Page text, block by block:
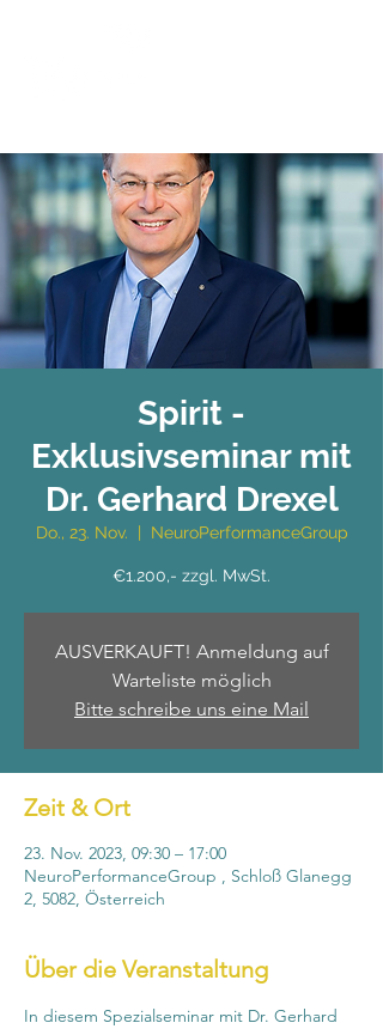
Spirit -
Exklusivseminar mit
Dr. Gerhard Drexel
Do., 23. Nov. NeuroPerformanceGroup
€1.200,- zzgl. MwSt.
AUSVERKAUFT! Anmeldung auf
Warteliste möglich
Bitte schreibe uns eine Mail
Zeit & Ort
23. Nov. 2023, 09:30 – 17:00
NeuroPerformanceGroup , Schloß Glanegg
2, 5082, Österreich
Über die Veranstaltung
In diesem Spezialseminar mit Dr. Gerhard